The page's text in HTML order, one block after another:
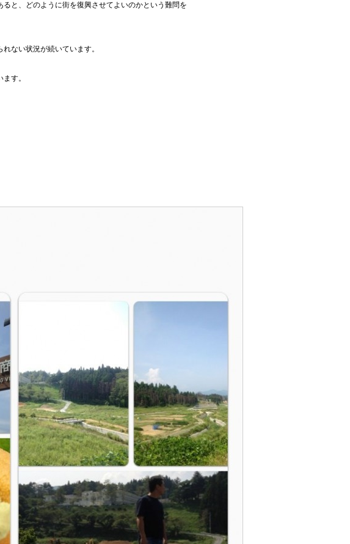
と、どのように街を復興させてよいのかという難問を
ない状況が続いています。
す。